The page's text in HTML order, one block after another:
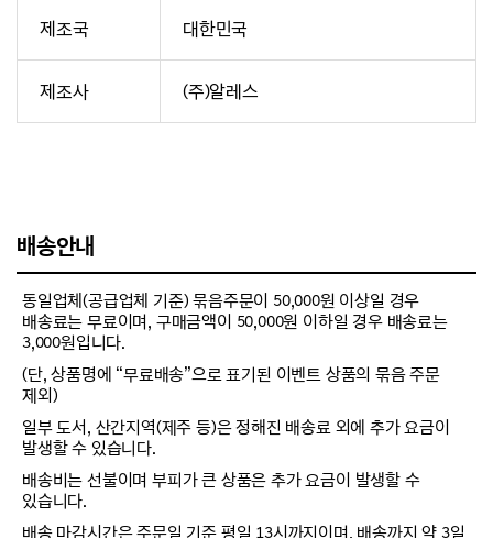
제조국 대한민국
제조사 (주)알레스
배송안내
동일업체(공급업체 기준) 묶음주문이 50,000원 이상일 경우
배송료는 무료이며, 구매금액이 50,000원 이하일 경우 배송료는
3,000원입니다.
(단, 상품명에 “무료배송”으로 표기된 이벤트 상품의 묶음 주문
제외)
일부 도서, 산간지역(제주 등)은 정해진 배송료 외에 추가 요금이
발생할 수 있습니다.
배송비는 선불이며 부피가 큰 상품은 추가 요금이 발생할 수
있습니다.
배송 마감시간은 주문일 기준 평일 13시까지이며, 배송까지 약 3일